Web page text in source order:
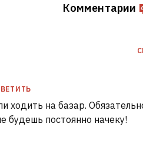
Комментарии
ходить на базар.
будешь постоянно начеку!